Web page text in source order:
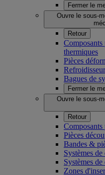
Fermer le
Ouvre le sous-
Retour
Composants
thermiques
Pièces
Bagues de
Fermer le
Ouvre le sous-
Retour
Pièces
Bandes &
Systèmes
Systèmes
Zones